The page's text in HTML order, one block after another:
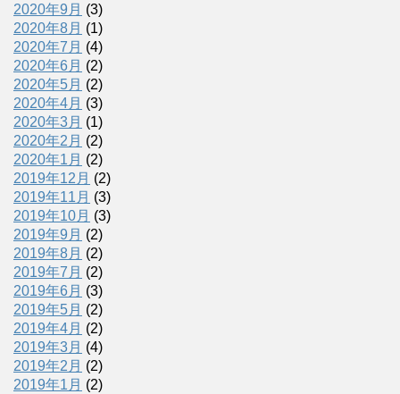
2020年9月 (3)
2020年8月 (1)
2020年7月 (4)
2020年6月 (2)
2020年5月 (2)
2020年4月 (3)
2020年3月 (1)
2020年2月 (2)
2020年1月 (2)
2019年12月 (2)
2019年11月 (3)
2019年10月 (3)
2019年9月 (2)
2019年8月 (2)
2019年7月 (2)
2019年6月 (3)
2019年5月 (2)
2019年4月 (2)
2019年3月 (4)
2019年2月 (2)
2019年1月 (2)